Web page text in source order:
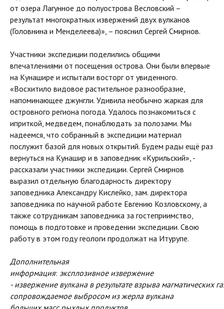
от озера Лагунное до полуострова Весловский –
результат многократных извержений двух вулканов
(Головнина и Менделеева)», – пояснил Сергей Смирнов.
Участники экспедиции поделились общими
впечатлениями от посещения острова. Они были впервые
на Кунашире и испытали восторг от увиденного.
«Восхитило видовое растительное разнообразие,
напоминающее джунгли. Удивила необычно жаркая для
островного региона погода. Удалось познакомиться с
иприткой, медведем, понаблюдать за полозами. Мы
надеемся, что собранный в экспедиции материал
послужит базой для новых открытий. Будем рады ещё раз
вернуться на Кунашир и в заповедник «Курильский», -
рассказали участники экспедиции. Сергей Смирнов
выразил отдельную благодарность директору
заповедника Александру Кислейко, зам. директора
заповедника по научной работе Евгению Козловскому, а
также сотрудникам заповедника за гостеприимство,
помощь в подготовке и проведении экспедиции. Свою
работу в этом году геологи продолжат на Итурупе.
Дополнительная
информация: эксплозивное извержение
- извержение вулкана в результате взрыва магматических
сопровождаемое выбросом из жерла вулкана